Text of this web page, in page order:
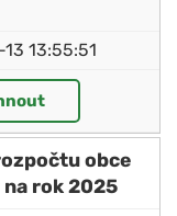
13:55:51
obce
rok 2025